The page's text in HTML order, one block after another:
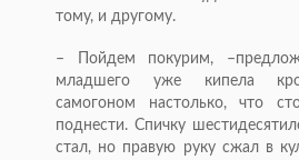
тому, и другому.
– Пойдем покурим,
младшего уже кипела
самогоном настолько, что
поднести. Спичку
стал, но правую руку сжал в